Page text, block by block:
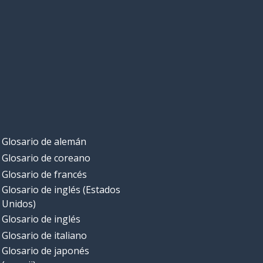
Glosario de alemán
Glosario de coreano
Glosario de francés
Glosario de inglés (Estados
Unidos)
Glosario de inglés
Glosario de italiano
Glosario de japonés